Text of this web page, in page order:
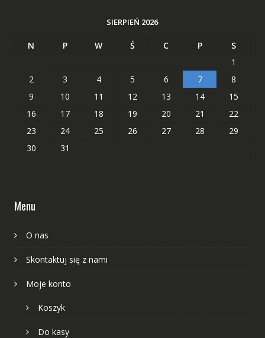
SIERPIEŃ 2026
N P W Ś C P
S
1
2
3 4 5 6 7
8
9
10 11 12 13 14
15
16
17 18 19 20 21
22
23
24 25 26 27 28
29
30
31
Menu
O nas
Skontaktuj się z nami
Moje konto
Koszyk
Do kasy